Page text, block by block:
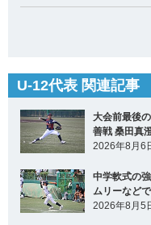
U-12代表 関連記事
大会前最後
善戦 桑田真
2026年8月6
中学軟式の
ムリーなど
2026年8月5